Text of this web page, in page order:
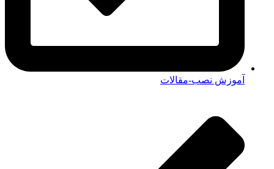
آموزش نصب-مقالات